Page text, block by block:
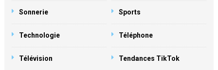
Sonnerie Sports
Technologie Téléphone
Télévision Tendances TikTok